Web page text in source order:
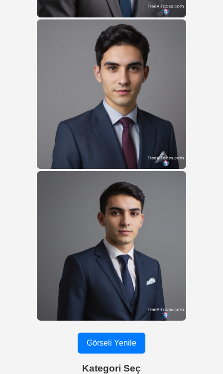
Görseli Yenile
Kategori Seç